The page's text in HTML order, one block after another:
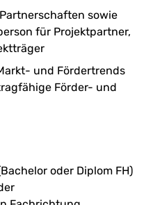
sowie
für Projektpartner,
und Fördertrends
Förder- und
oder Diplom FH)